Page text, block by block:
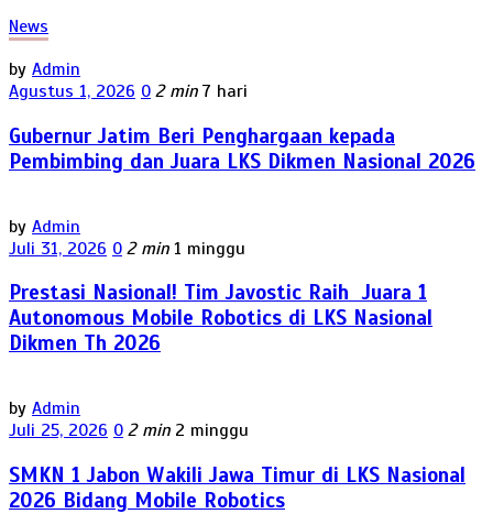
News
by Admin
Agustus 1, 2026 0 2 min 7 hari
Gubernur Jatim Beri Penghargaan kepada
Pembimbing dan Juara LKS Dikmen Nasional 2026
by Admin
Juli 31, 2026 0 2 min 1 minggu
Prestasi Nasional! Tim Javostic Raih Juara 1
Autonomous Mobile Robotics di LKS Nasional
Dikmen Th 2026
by Admin
Juli 25, 2026 0 2 min 2 minggu
SMKN 1 Jabon Wakili Jawa Timur di LKS Nasional
2026 Bidang Mobile Robotics